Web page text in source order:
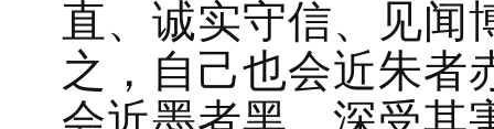
直、诚实守信、见闻
之，自己也会近朱者